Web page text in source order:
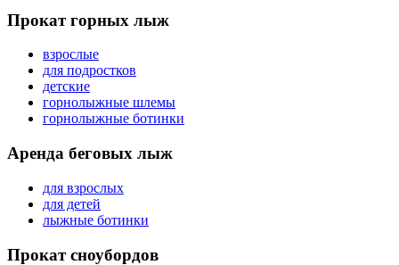
Прокат горных лыж
взрослые
для подростков
детские
горнолыжные шлемы
горнолыжные ботинки
Аренда беговых лыж
для взрослых
для детей
лыжные ботинки
Прокат сноубордов